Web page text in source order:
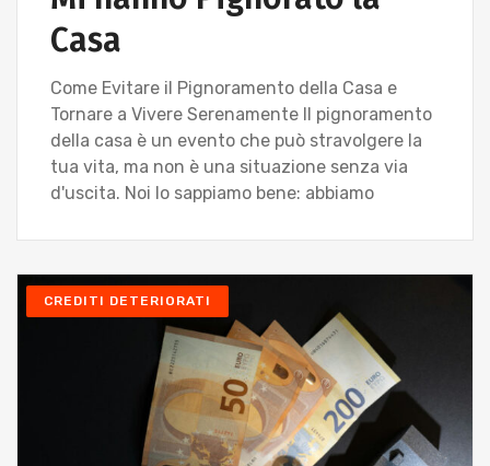
Casa
Come Evitare il Pignoramento della Casa e
Tornare a Vivere Serenamente Il pignoramento
della casa è un evento che può stravolgere la
tua vita, ma non è una situazione senza via
d'uscita. Noi lo sappiamo bene: abbiamo
CREDITI DETERIORATI